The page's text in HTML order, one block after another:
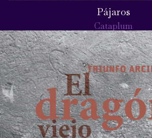
Pájaros
Cataplum